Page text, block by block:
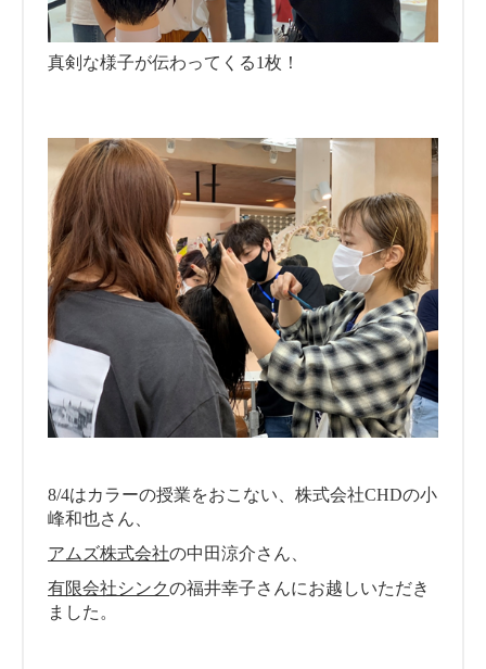
真剣な様子が伝わってくる1枚！
8/4はカラーの授業をおこない、株式会社CHDの小
峰和也さん、
アムズ株式会社の中田涼介さん、
有限会社シンクの福井幸子さんにお越しいただき
ました。